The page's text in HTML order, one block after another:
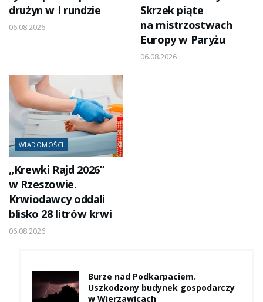
drużyn w I rundzie
06.08.2026
Skrzek piąte
na mistrzostwach
Europy w Paryżu
06.08.2026
WIADOMOŚCI
„Krewki Rajd 2026”
w Rzeszowie.
Krwiodawcy oddali
blisko 28 litrów krwi
06.08.2026
Burze nad Podkarpaciem.
Uszkodzony budynek gospodarczy
w Wierzawicach